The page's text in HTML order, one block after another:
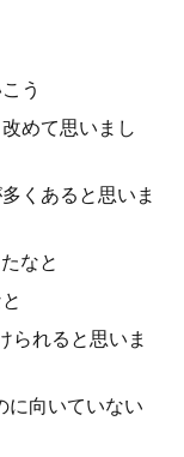
う
めて思いまし
くあると思いま
なと
られると思いま
に向いていない